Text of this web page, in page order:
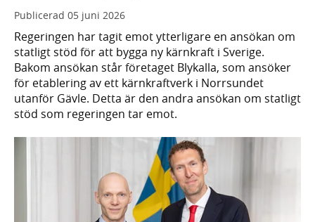
Publicerad 05 juni 2026
Regeringen har tagit emot ytterligare en ansökan om
statligt stöd för att bygga ny kärnkraft i Sverige.
Bakom ansökan står företaget Blykalla, som ansöker
för etablering av ett kärnkraftverk i Norrsundet
utanför Gävle. Detta är den andra ansökan om statligt
stöd som regeringen tar emot.